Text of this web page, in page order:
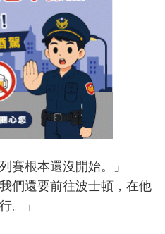
賽根本還沒開始。」
們還要前往波士頓，在他
。」